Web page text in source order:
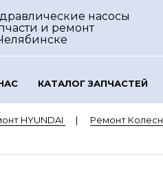
насосы
и ремонт
КАТАЛОГ ЗАПЧАСТЕЙ
HYUNDAI Ремонт